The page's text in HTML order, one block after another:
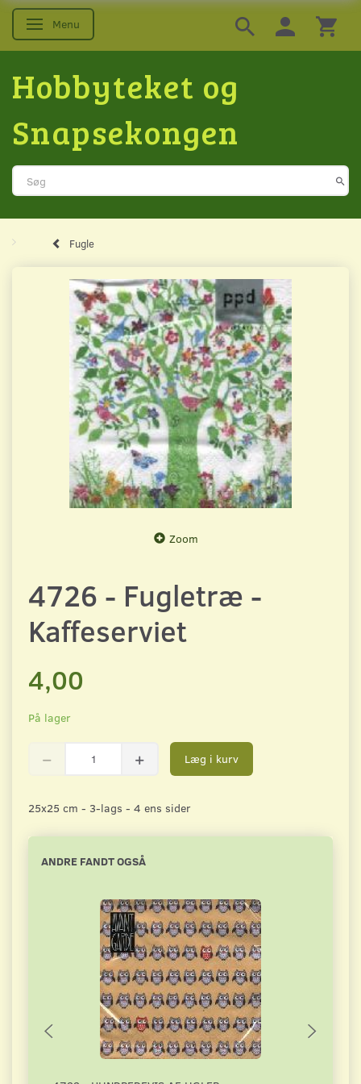
Skifte navigation
Menu
Hobbyteket og
Snapsekongen
Fugle
Zoom
4726 - Fugletræ -
Kaffeserviet
4,00
På lager
Læg i kurv
25x25 cm - 3-lags - 4 ens sider
ANDRE FANDT OGSÅ